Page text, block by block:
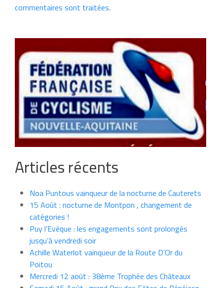
commentaires sont traitées.
Articles récents
Noa Puntous vainqueur de la nocturne de Cauterets
15 Août : nocturne de Montpon , changement de
catégories !
Puy l’Evèque : les engagements sont prolongés
jusqu’à vendredi soir
Achille Waterlot vainqueur de la Route D’Or du
Poitou
Mercredi 12 août : 38ème Trophée des Châteaux